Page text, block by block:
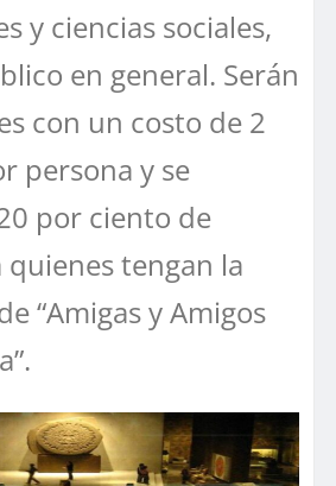
y ciencias sociales,
en general. Serán
con un costo de 2
persona y se
por ciento de
tengan la
“Amigas y Amigos